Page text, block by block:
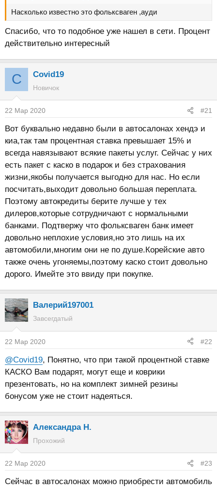
Насколько известно это фольксваген ,ауди
Спасибо, что то подобное уже нашел в сети. Процент
действительно интересный
C Covid19
Новичок
22 Мар 2020 #21
Вот буквально недавно были в автосалонах хендэ и
киа,так там процентная ставка превышает 15% и
всегда навязывают всякие пакеты услуг. Сейчас у них
есть пакет с каско в подарок и без страхования
жизни,якобы получается выгодно для нас. Но если
посчитать,выходит довольно большая переплата.
Поэтому автокредиты берите лучше у тех
дилеров,которые сотрудничают с нормальными
банками. Подтвержу что фольксваген банк имеет
довольно неплохие условия,но это лишь на их
автомобили,многим они не по душе.Корейские авто
также очень угоняемы,поэтому каско стоит довольно
дорого. Имейте это ввиду при покупке.
Валерий197001
Завсегдатый
22 Мар 2020 #22
@Covid19, Понятно, что при такой процентной ставке
КАСКО Вам подарят, могут еще и коврики
презентовать, но на комплект зимней резины
бонусом уже не стоит надеяться.
Александра Н.
Прохожий
22 Мар 2020 #23
Сейчас в автосалонах можно приобрести автомобиль